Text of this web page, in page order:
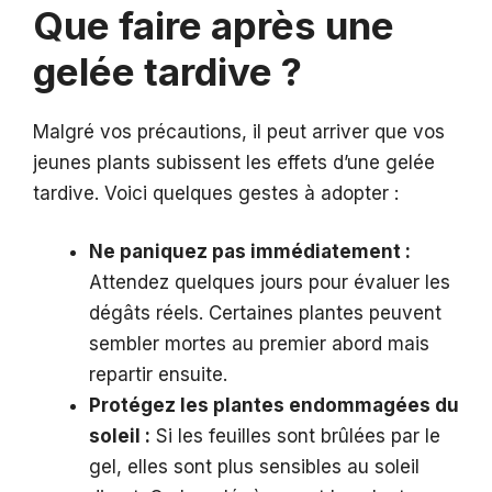
Que faire après une
gelée tardive ?
Malgré vos précautions, il peut arriver que vos
jeunes plants subissent les effets d’une gelée
tardive. Voici quelques gestes à adopter :
Ne paniquez pas immédiatement :
Attendez quelques jours pour évaluer les
dégâts réels. Certaines plantes peuvent
sembler mortes au premier abord mais
repartir ensuite.
Protégez les plantes endommagées du
soleil : Si les feuilles sont brûlées par le
gel, elles sont plus sensibles au soleil